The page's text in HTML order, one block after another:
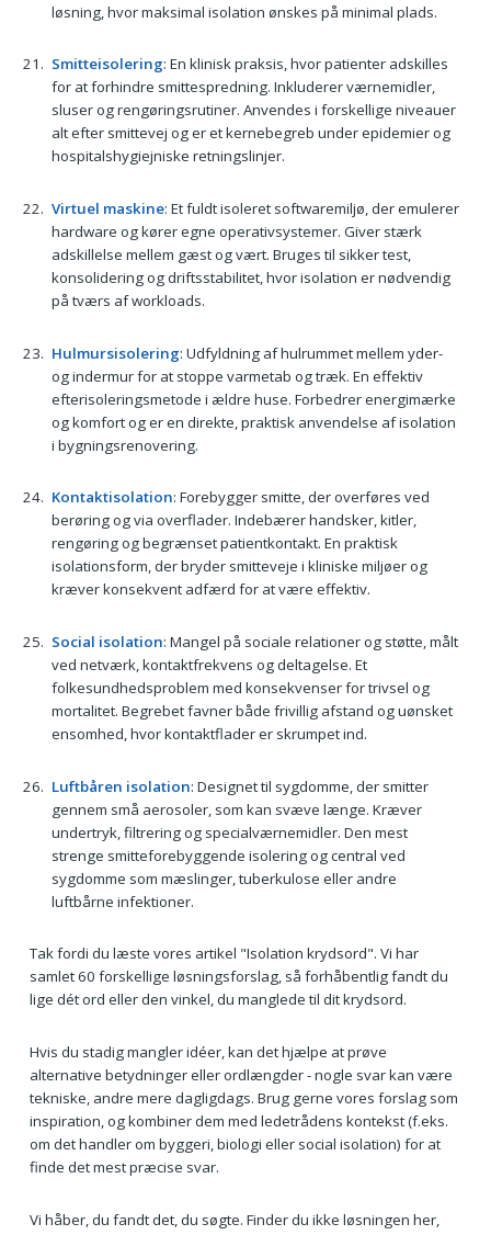
løsning, hvor maksimal isolation ønskes på minimal plads.
Smitteisolering: En klinisk praksis, hvor patienter adskilles
for at forhindre smittespredning. Inkluderer værnemidler,
sluser og rengøringsrutiner. Anvendes i forskellige niveauer
alt efter smittevej og er et kernebegreb under epidemier og
hospitalshygiejniske retningslinjer.
Virtuel maskine: Et fuldt isoleret softwaremiljø, der emulerer
hardware og kører egne operativsystemer. Giver stærk
adskillelse mellem gæst og vært. Bruges til sikker test,
konsolidering og driftsstabilitet, hvor isolation er nødvendig
på tværs af workloads.
Hulmursisolering: Udfyldning af hulrummet mellem yder-
og indermur for at stoppe varmetab og træk. En effektiv
efterisoleringsmetode i ældre huse. Forbedrer energimærke
og komfort og er en direkte, praktisk anvendelse af isolation
i bygningsrenovering.
Kontaktisolation: Forebygger smitte, der overføres ved
berøring og via overflader. Indebærer handsker, kitler,
rengøring og begrænset patientkontakt. En praktisk
isolationsform, der bryder smitteveje i kliniske miljøer og
kræver konsekvent adfærd for at være effektiv.
Social isolation: Mangel på sociale relationer og støtte, målt
ved netværk, kontaktfrekvens og deltagelse. Et
folkesundhedsproblem med konsekvenser for trivsel og
mortalitet. Begrebet favner både frivillig afstand og uønsket
ensomhed, hvor kontaktflader er skrumpet ind.
Luftbåren isolation: Designet til sygdomme, der smitter
gennem små aerosoler, som kan svæve længe. Kræver
undertryk, filtrering og specialværnemidler. Den mest
strenge smitteforebyggende isolering og central ved
sygdomme som mæslinger, tuberkulose eller andre
luftbårne infektioner.
Tak fordi du læste vores artikel "Isolation krydsord". Vi har
samlet 60 forskellige løsningsforslag, så forhåbentlig fandt du
lige dét ord eller den vinkel, du manglede til dit krydsord.
Hvis du stadig mangler idéer, kan det hjælpe at prøve
alternative betydninger eller ordlængder - nogle svar kan være
tekniske, andre mere dagligdags. Brug gerne vores forslag som
inspiration, og kombiner dem med ledetrådens kontekst (f.eks.
om det handler om byggeri, biologi eller social isolation) for at
finde det mest præcise svar.
Vi håber, du fandt det, du søgte. Finder du ikke løsningen her,